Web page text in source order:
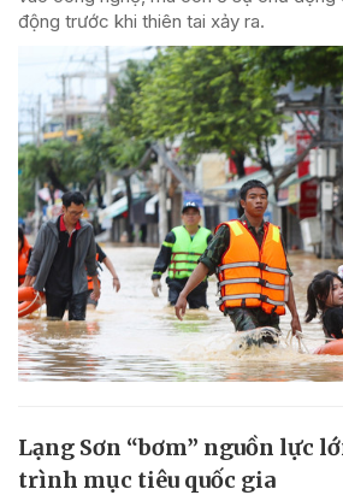
động trước khi thiên tai xảy ra.
Lạng Sơn “bơm” nguồn lực
trình mục tiêu quốc gia